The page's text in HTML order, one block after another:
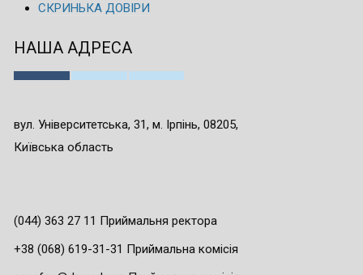
СКРИНЬКА ДОВІРИ
НАША АДРЕСА
вул. Університетська, 31, м. Ірпінь, 08205,
Київська область
(044) 363 27 11 Приймальня ректора
+38 (068) 619-31-31 Приймальна комісія